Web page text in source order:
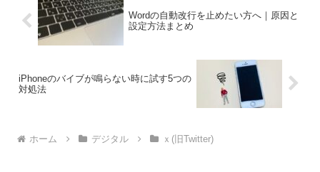
Wordの自動改行を止めたい方へ｜原因と
設定方法まとめ
iPhoneのバイブが鳴らない時に試す5つの
対処法
ホーム デジタル ｘ(旧Twitter)